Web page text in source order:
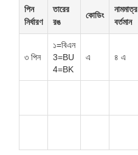
পিন
নির্ধারণ
তারের
রঙ
কোডিং
নামমাত্র
বর্তমান
৩ পিন
১=বিএন
3=BU
4=BK
এ ৪ এ